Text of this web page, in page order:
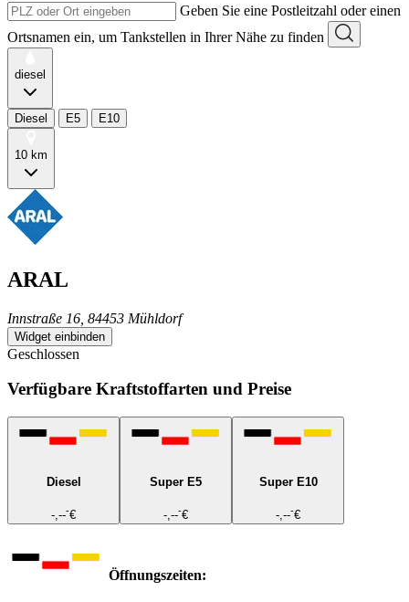
Geben Sie eine Postleitzahl oder einen
Ortsnamen ein, um Tankstellen in Ihrer Nähe zu finden
diesel
Diesel E5 E10
10 km
ARAL
Innstraße 16, 84453 Mühldorf
Widget einbinden
Geschlossen
Verfügbare Kraftstoffarten und Preise
Diesel
-,---€
Super E5
-,---€
Super E10
-,---€
Öffnungszeiten: